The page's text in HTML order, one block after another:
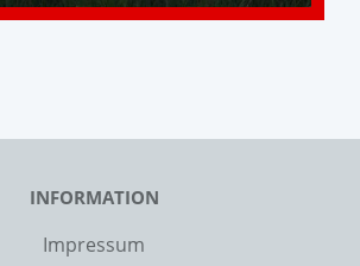
INFORMATION
Impressum